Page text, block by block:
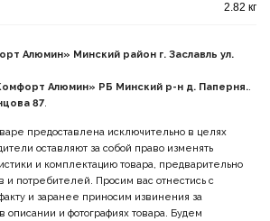
2.82 кг
Алюмин» Минский район г. Заславль ул.
Алюмин» РБ Минский р-н д. Паперня..
87.
предоставлена исключительно в целях
оставляют за собой право изменять
и комплектацию товара, предварительно
и потребителей. Просим вас отнестись с
и заранее приносим извинения за
описании и фотографиях товара. Будем